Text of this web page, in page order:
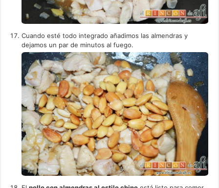
Cuando esté todo integrado añadimos las almendras y
dejamos un par de minutos al fuego.